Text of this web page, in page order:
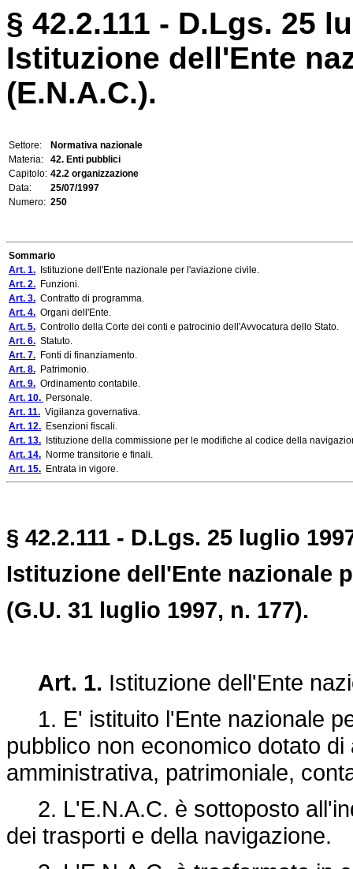
§ 42.2.111 - D.Lgs. 25
Istituzione dell'Ente
(E.N.A.C.).
Settore:
Normativa nazionale
Materia:
42. Enti pubblici
Capitolo: 42.2 organizzazione
Data:
25/07/1997
Numero: 250
Sommario
Art. 1. Istituzione dell'Ente nazionale per l'aviazione civile.
Art. 2. Funzioni.
Art. 3. Contratto di programma.
Art. 4. Organi dell'Ente.
Art. 5. Controllo della Corte dei conti e patrocinio dell'Avvocatura dello Stato.
Art. 6. Statuto.
Art. 7. Fonti di finanziamento.
Art. 8. Patrimonio.
Art. 9. Ordinamento contabile.
Art. 10. Personale.
Art. 11. Vigilanza governativa.
Art. 12. Esenzioni fiscali.
Art. 13. Istituzione della commissione per le modifiche al codice della
Art. 14. Norme transitorie e finali.
Art. 15. Entrata in vigore.
§ 42.2.111 - D.Lgs. 25 luglio
Istituzione dell'Ente nazionale
(G.U. 31 luglio 1997, n. 177).
Art. 1. Istituzione dell'Ente
1. E' istituito l'Ente nazionale
pubblico non economico dotato
amministrativa, patrimoniale,
2. L'E.N.A.C. è sottoposto
dei trasporti e della navigazione.